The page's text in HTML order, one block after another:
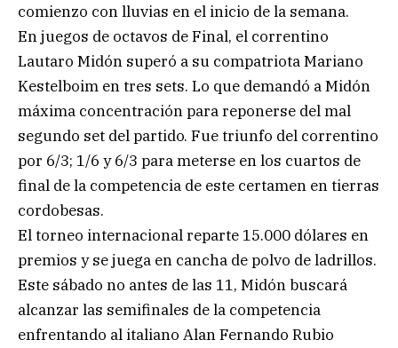
comienzo con lluvias en el inicio de la semana.
En juegos de octavos de Final, el correntino
Lautaro Midón superó a su compatriota Mariano
Kestelboim en tres sets. Lo que demandó a Midón
máxima concentración para reponerse del mal
segundo set del partido. Fue triunfo del correntino
por 6/3; 1/6 y 6/3 para meterse en los cuartos de
final de la competencia de este certamen en tierras
cordobesas.
El torneo internacional reparte 15.000 dólares en
premios y se juega en cancha de polvo de ladrillos.
Este sábado no antes de las 11, Midón buscará
alcanzar las semifinales de la competencia
enfrentando al italiano Alan Fernando Rubio